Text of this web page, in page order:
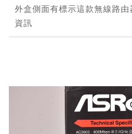
外盒側面有標示這款無線路
資訊